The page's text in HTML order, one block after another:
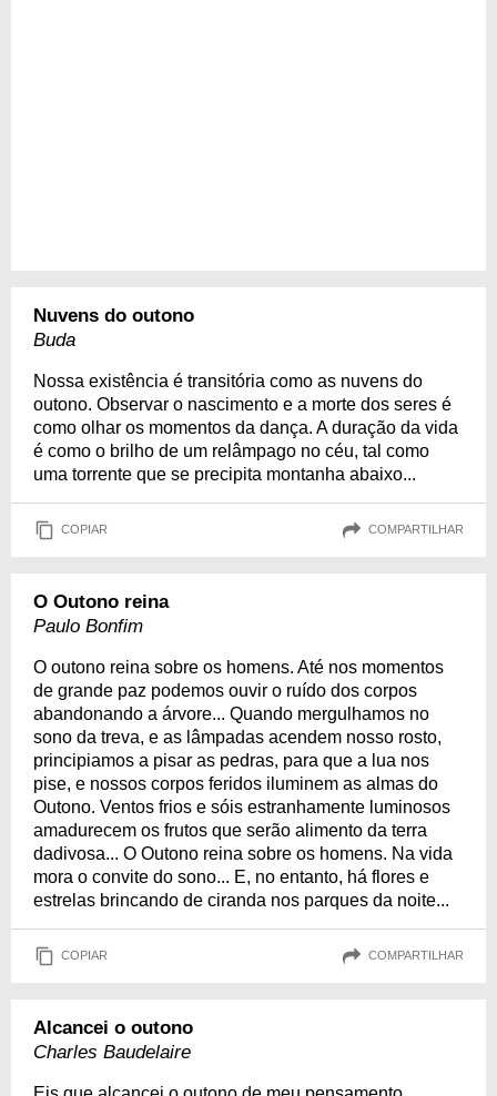
Nuvens do outono
Buda
Nossa existência é transitória como as nuvens do
outono. Observar o nascimento e a morte dos seres é
como olhar os momentos da dança. A duração da vida
é como o brilho de um relâmpago no céu, tal como
uma torrente que se precipita montanha abaixo...
COPIAR COMPARTILHAR
O Outono reina
Paulo Bonfim
O outono reina sobre os homens. Até nos momentos
de grande paz podemos ouvir o ruído dos corpos
abandonando a árvore... Quando mergulhamos no
sono da treva, e as lâmpadas acendem nosso rosto,
principiamos a pisar as pedras, para que a lua nos
pise, e nossos corpos feridos iluminem as almas do
Outono. Ventos frios e sóis estranhamente luminosos
amadurecem os frutos que serão alimento da terra
dadivosa... O Outono reina sobre os homens. Na vida
mora o convite do sono... E, no entanto, há flores e
estrelas brincando de ciranda nos parques da noite...
COPIAR COMPARTILHAR
Alcancei o outono
Charles Baudelaire